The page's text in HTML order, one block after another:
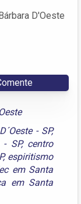
D'Oeste
- SP,
- SP, centro
, espiritismo
em Santa
em Santa